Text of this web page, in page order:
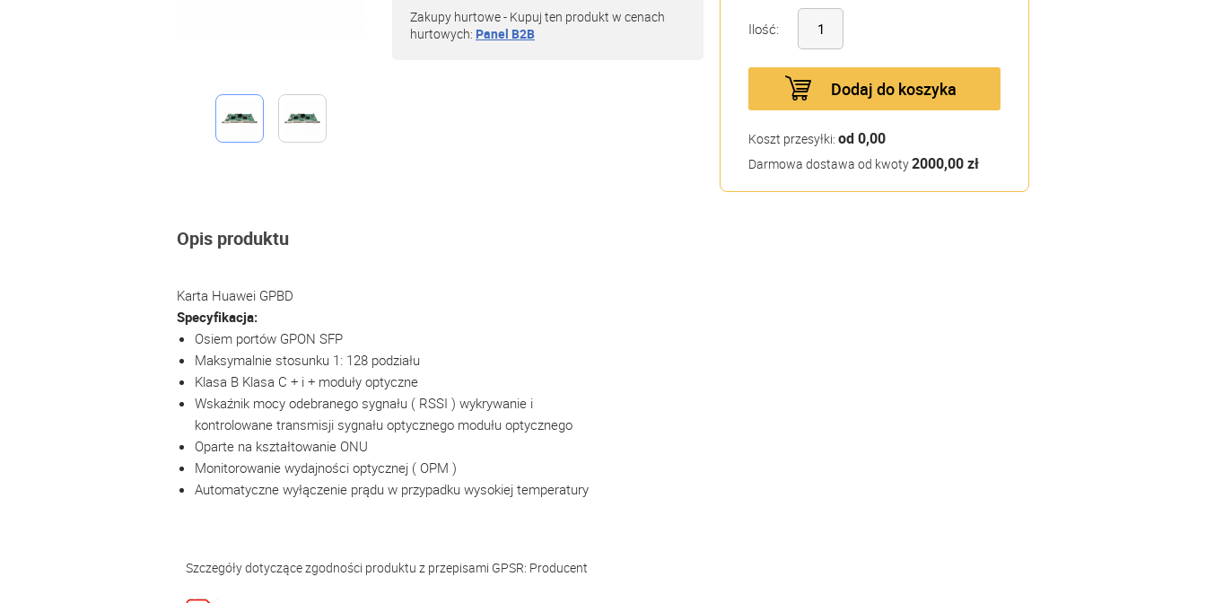
Zakupy hurtowe - Kupuj ten produkt w cenach
hurtowych: Panel B2B Ilość:
Dodaj do koszyka
Koszt przesyłki: od 0,00
Darmowa dostawa od kwoty2000,00 zł
Opis produktu
Karta Huawei GPBD
Specyfikacja:
Osiem portów GPON SFP
Maksymalnie stosunku 1: 128 podziału
Klasa B Klasa C + i + moduły optyczne
Wskaźnik mocy odebranego sygnału ( RSSI ) wykrywanie i
kontrolowane transmisji sygnału optycznego modułu optycznego
Oparte na kształtowanie ONU
Monitorowanie wydajności optycznej ( OPM )
Automatyczne wyłączenie prądu w przypadku wysokiej temperatury
Szczegóły dotyczące zgodności produktu z przepisami GPSR: Producent